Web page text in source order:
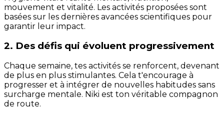
mouvement et vitalité. Les activités proposées sont
basées sur les dernières avancées scientifiques pour
garantir leur impact.
2. Des défis qui évoluent progressivement
Chaque semaine, tes activités se renforcent, devenant
de plus en plus stimulantes. Cela t'encourage à
progresser et à intégrer de nouvelles habitudes sans
surcharge mentale. Niki est ton véritable compagnon
de route.